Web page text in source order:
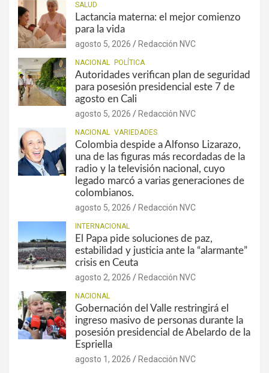
SALUD
Lactancia materna: el mejor comienzo
para la vida
agosto 5, 2026 Redacción NVC
NACIONAL POLÍTICA
Autoridades verifican plan de seguridad
para posesión presidencial este 7 de
agosto en Cali
agosto 5, 2026 Redacción NVC
NACIONAL VARIEDADES
Colombia despide a Alfonso Lizarazo,
una de las figuras más recordadas de la
radio y la televisión nacional, cuyo
legado marcó a varias generaciones de
colombianos.
agosto 5, 2026 Redacción NVC
INTERNACIONAL
El Papa pide soluciones de paz,
estabilidad y justicia ante la “alarmante”
crisis en Ceuta
agosto 2, 2026 Redacción NVC
NACIONAL
Gobernación del Valle restringirá el
ingreso masivo de personas durante la
posesión presidencial de Abelardo de la
Espriella
agosto 1, 2026 Redacción NVC